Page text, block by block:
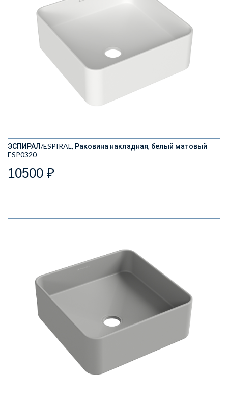
ЭСПИРАЛ/ESPIRAL, Раковина накладная, белый матовый
ESP0320
10500 ₽